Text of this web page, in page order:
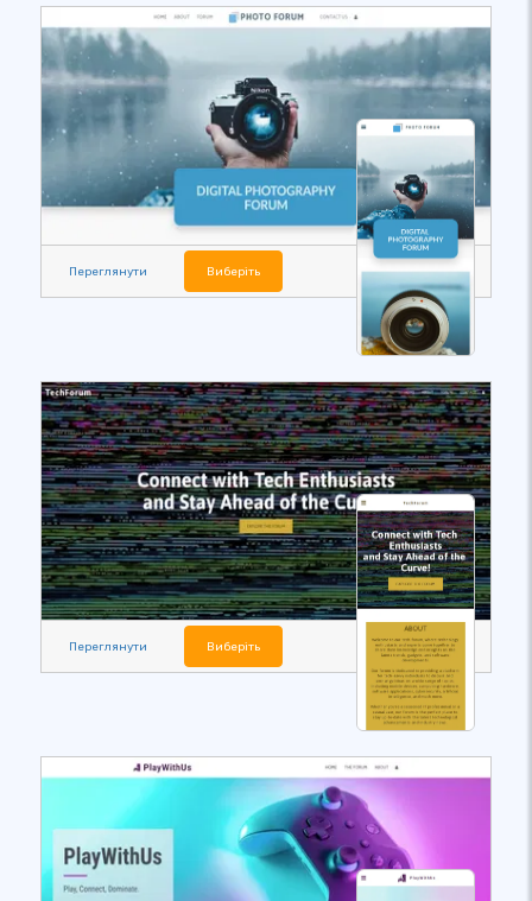
Переглянути Виберіть
Переглянути Виберіть